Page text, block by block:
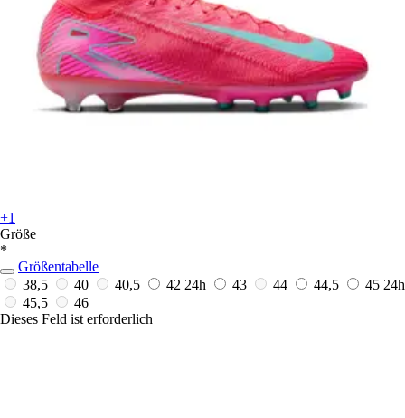
+1
Größe
*
Größentabelle
38,5
40 40,5 42 24h 43 44 44,5 45 24h
45,5
46
Dieses Feld ist erforderlich